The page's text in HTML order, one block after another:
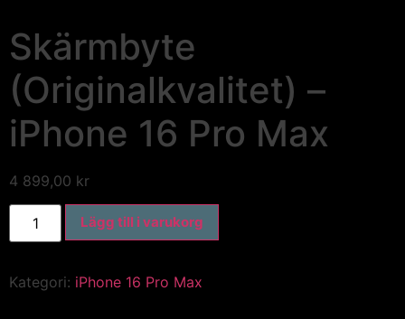
Skärmbyte
(Originalkvalitet) –
iPhone 16 Pro Max
4 899,00 kr
Lägg till i varukorg
Kategori: iPhone 16 Pro Max